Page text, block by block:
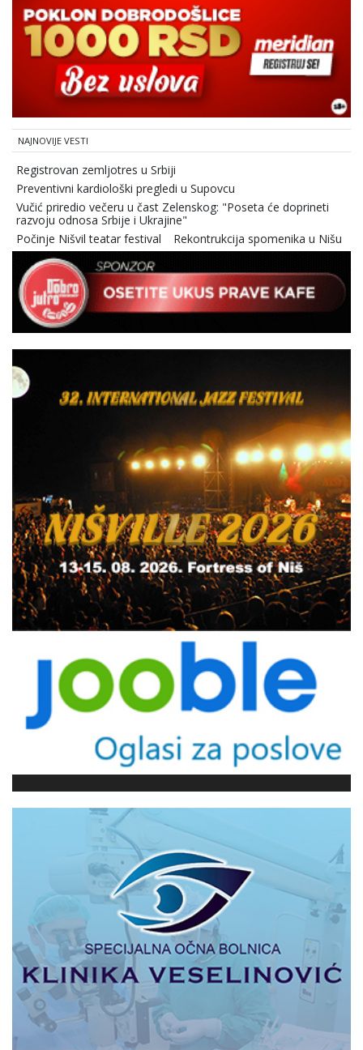
NAJNOVIJE VESTI
Registrovan zemljotres u Srbiji
Preventivni kardiološki pregledi u Supovcu
Vučić priredio večeru u čast Zelenskog: "Poseta će doprineti
razvoju odnosa Srbije i Ukrajine"
Počinje Nišvil teatar festival
Rekontrukcija spomenika u Nišu